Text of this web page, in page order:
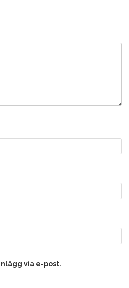
via e-post.